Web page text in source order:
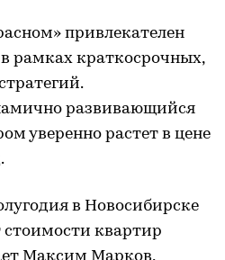
привлекателен
рамках краткосрочных,
развивающийся
уверенно растет в цене
в Новосибирске
стоимости квартир